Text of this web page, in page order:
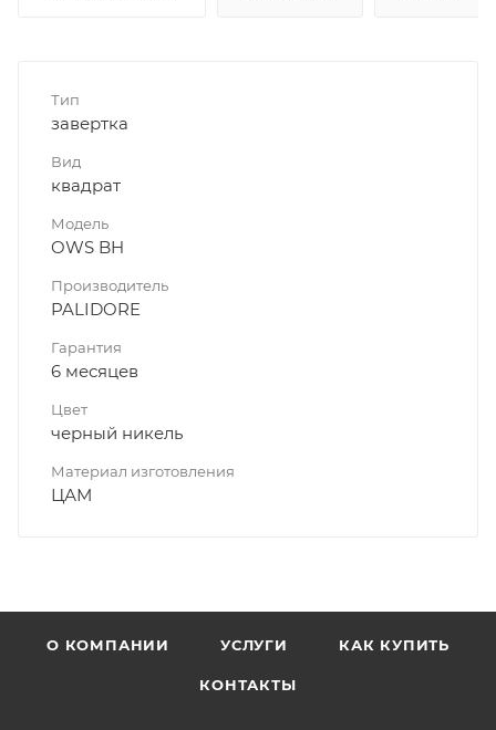
Тип
завертка
Вид
квадрат
Модель
OWS BH
Производитель
PALIDORE
Гарантия
6 месяцев
Цвет
черный никель
Материал изготовления
ЦАМ
О КОМПАНИИ УСЛУГИ КАК КУПИТЬ
КОНТАКТЫ